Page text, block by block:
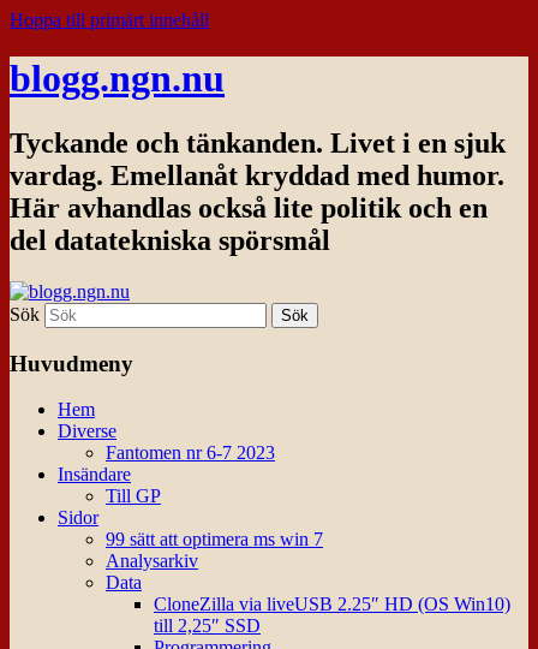
Hoppa till primärt innehåll
blogg.ngn.nu
Tyckande och tänkanden. Livet i en sjuk
vardag. Emellanåt kryddad med humor.
Här avhandlas också lite politik och en
del datatekniska spörsmål
Sök
Huvudmeny
Hem
Diverse
Fantomen nr 6-7 2023
Insändare
Till GP
Sidor
99 sätt att optimera ms win 7
Analysarkiv
Data
CloneZilla via liveUSB 2.25″ HD (OS Win10)
till 2,25″ SSD